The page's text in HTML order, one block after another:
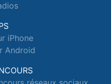
iPhone
Android